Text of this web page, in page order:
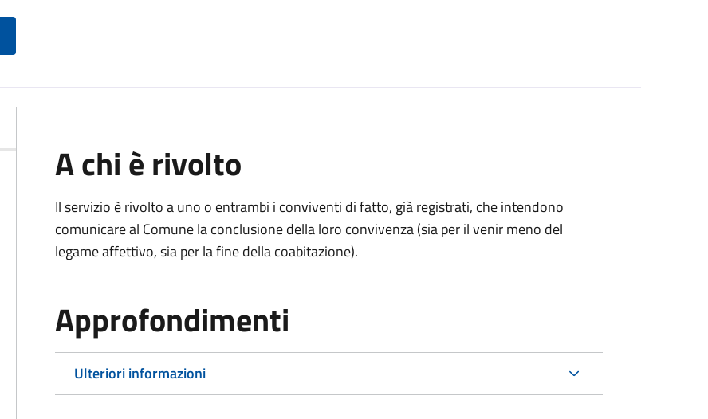
A chi è rivolto
Il servizio è rivolto a uno o entrambi i conviventi di fatto, già registrati, che intendono
comunicare al Comune la conclusione della loro convivenza (sia per il venir meno del
legame affettivo, sia per la fine della coabitazione).
Approfondimenti
Ulteriori informazioni